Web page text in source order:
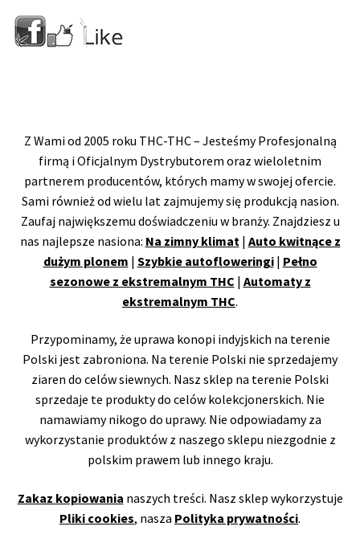
Z Wami od 2005 roku THC-THC – Jesteśmy Profesjonalną
firmą i Oficjalnym Dystrybutorem oraz wieloletnim
partnerem producentów, których mamy w swojej ofercie.
Sami również od wielu lat zajmujemy się produkcją nasion.
Zaufaj największemu doświadczeniu w branży. Znajdziesz u
nas najlepsze nasiona: Na zimny klimat | Auto kwitnące z
dużym plonem | Szybkie autofloweringi| Pełno
sezonowe z ekstremalnym THC | Automaty z
ekstremalnym THC.
Przypominamy, że uprawa konopi indyjskich na terenie
Polski jest zabroniona. Na terenie Polski nie sprzedajemy
ziaren do celów siewnych. Nasz sklep na terenie Polski
sprzedaje te produkty do celów kolekcjonerskich. Nie
namawiamy nikogo do uprawy. Nie odpowiadamy za
wykorzystanie produktów z naszego sklepu niezgodnie z
polskim prawem lub innego kraju.
Zakaz kopiowania naszych treści. Nasz sklep wykorzystuje
Pliki cookies, nasza Polityka prywatności.